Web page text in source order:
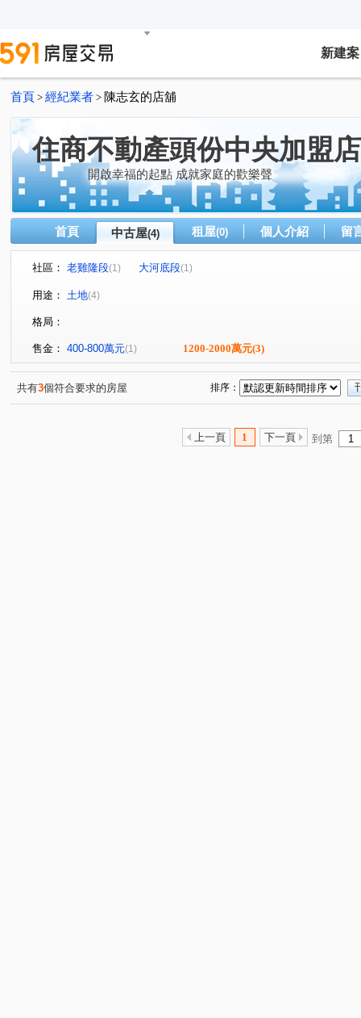
新建案
首頁 > 經紀業者 > 陳志玄的店舖
住商不動產頭份中央加盟店
開啟幸福的起點 成就家庭的歡樂聲
首頁 中古屋(4) 租屋(0) 個人介紹 留
社區： 老雞隆段(1) 大河底段(1)
用途： 土地(4)
格局：
售金： 400-800萬元(1) 1200-2000萬元(3)
共有3個符合要求的房屋 排序：
上一頁 1 下一頁 到第